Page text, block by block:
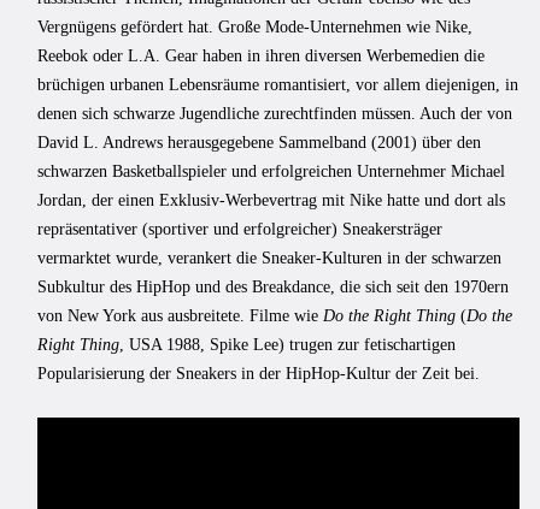
Vergnügens gefördert hat. Große Mode-Unternehmen wie Nike,
Reebok oder L.A. Gear haben in ihren diversen Werbemedien die
brüchigen urbanen Lebensräume romantisiert, vor allem diejenigen, in
denen sich schwarze Jugendliche zurechtfinden müssen. Auch der von
David L. Andrews herausgegebene Sammelband (2001) über den
schwarzen Basketballspieler und erfolgreichen Unternehmer Michael
Jordan, der einen Exklusiv-Werbevertrag mit Nike hatte und dort als
repräsentativer (sportiver und erfolgreicher) Sneakersträger
vermarktet wurde, verankert die Sneaker-Kulturen in der schwarzen
Subkultur des HipHop und des Breakdance, die sich seit den 1970ern
von New York aus ausbreitete. Filme wie Do the Right Thing (Do the
Right Thing, USA 1988, Spike Lee) trugen zur fetischartigen
Popularisierung der Sneakers in der HipHop-Kultur der Zeit bei.